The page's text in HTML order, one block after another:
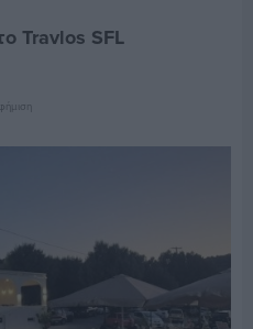
Travlos SFL